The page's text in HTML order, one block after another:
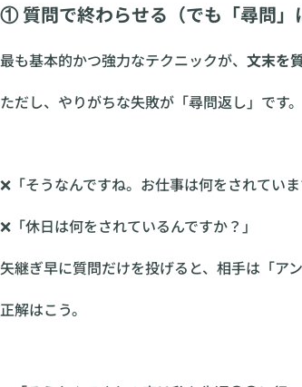
① 質問で終わらせる（でも「尋問」
最も基本的かつ強力なテクニックが、 文末を
ただし、やりがちな失敗が「尋問返し」です。
❌「そうなんですね。お仕事は何をされていま
❌「休日は何をされているんですか？」
矢継ぎ早に質問だけを投げると、相手は「ア
正解はこう。